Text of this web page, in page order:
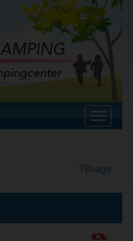
Toggle
Tilbage